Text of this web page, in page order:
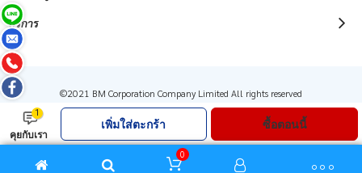
บริการ
©2021 BM Corporation Company Limited All rights reserved
1
คุยกับเรา
เพิ่มใส่ตะกร้า ซื้อตอนนี้
0